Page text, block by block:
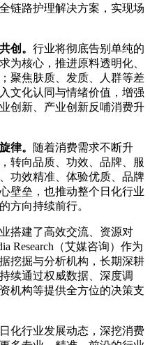
链路护理解决方案，实现场
创。 行业将彻底告别单纯的
为核心，推进原料透明化、
聚焦肤质、发质、人群等差
文化认同与情绪价值，增强
创新、产业创新反哺消费升
律。
随着消费需求不断升
转向品质、功效、品牌、服
功效精准、体验优质、品牌
壁垒，也推动整个日化行业
方向持续前行。
建了高效交流、资源对
Research（艾媒咨询）作为
挖掘与分析机构，长期深耕
续通过权威数据、深度调
机构等提供全方位的决策支
行业发展动态，深挖消费